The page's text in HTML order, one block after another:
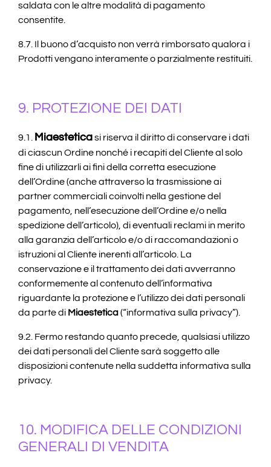
saldata con le altre modalità di pagamento
consentite.
8.7. Il buono d’acquisto non verrà rimborsato qualora i
Prodotti vengano interamente o parzialmente restituiti.
9. PROTEZIONE DEI DATI
9.1. Miaesteticasi riserva il diritto di conservare i dati
di ciascun Ordine nonché i recapiti del Cliente al solo
fine di utilizzarli ai fini della corretta esecuzione
dell’Ordine (anche attraverso la trasmissione ai
partner commerciali coinvolti nella gestione del
pagamento, nell’esecuzione dell’Ordine e/o nella
spedizione dell’articolo), di eventuali reclami in merito
alla garanzia dell’articolo e/o di raccomandazioni o
istruzioni al Cliente inerenti all’articolo. La
conservazione e il trattamento dei dati avverranno
conformemente al contenuto dell’informativa
riguardante la protezione e l’utilizzo dei dati personali
da parte di Miaestetica(“informativa sulla privacy”).
9.2. Fermo restando quanto precede, qualsiasi utilizzo
dei dati personali del Cliente sarà soggetto alle
disposizioni contenute nella suddetta informativa sulla
privacy.
10. MODIFICA DELLE CONDIZIONI
GENERALI DI VENDITA